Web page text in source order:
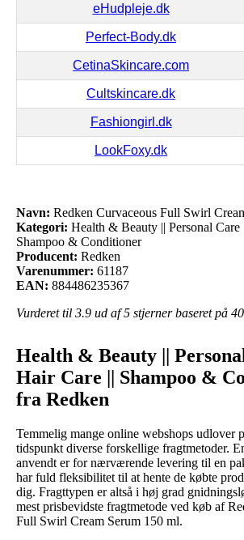
eHudpleje.dk
Perfect-Body.dk
CetinaSkincare.com
Cultskincare.dk
Fashiongirl.dk
LookFoxy.dk
Navn: Redken Curvaceous Full Swirl
Kategori: Health & Beauty || Personal Care
Shampoo & Conditioner
Producent: Redken
Varenummer: 61187
EAN: 884486235367
Vurderet til 3.9 ud af 5 stjerner baseret på 40
Health & Beauty ||
Hair Care || Shampoo &
fra Redken
Temmelig mange online webshops udlover
tidspunkt diverse forskellige fragtmetoder.
anvendt er for nærværende levering til en
har fuld fleksibilitet til at hente de købte
dig. Fragttypen er altså i høj grad
mest prisbevidste fragtmetode ved køb af
Full Swirl Cream Serum 150 ml.